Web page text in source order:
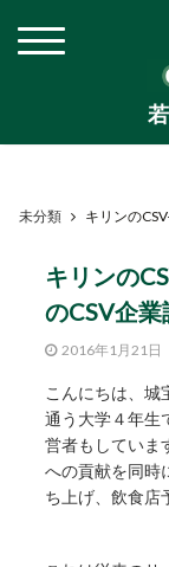
未分類 キリンの
キリンの
のCSV企業
2016年1月21日
こんにちは、城
通う大学４年生
営者もしていま
への貢献を同時
ち上げ、飲食店